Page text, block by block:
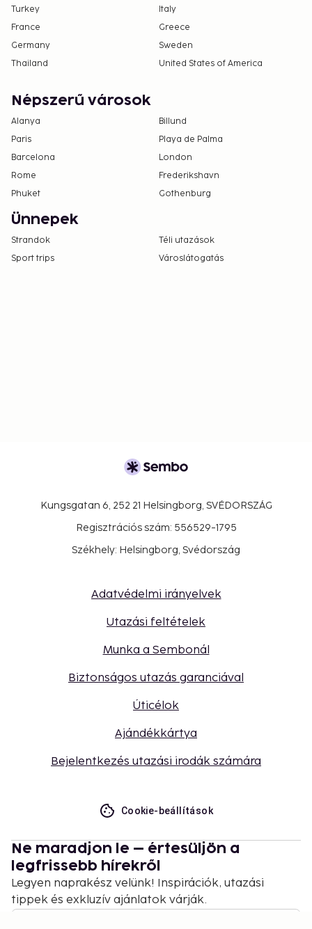
Turkey
Italy
France
Greece
Germany
Sweden
Thailand
United States of America
Népszerű városok
Alanya
Billund
Paris
Playa de Palma
Barcelona
London
Rome
Frederikshavn
Phuket
Gothenburg
Ünnepek
Strandok
Téli utazások
Sport trips
Városlátogatás
Kungsgatan 6, 252 21 Helsingborg, SVÉDORSZÁG
Regisztrációs szám: 556529-1795
Székhely: Helsingborg, Svédország
Adatvédelmi irányelvek
Utazási feltételek
Munka a Sembonál
Biztonságos utazás garanciával
Úticélok
Ajándékkártya
Bejelentkezés utazási irodák számára
Cookie-beállítások
Ne maradjon le – értesüljön a
legfrissebb hírekről
Legyen naprakész velünk! Inspirációk, utazási
tippek és exkluzív ajánlatok várják.